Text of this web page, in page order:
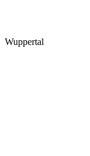
Wuppertal